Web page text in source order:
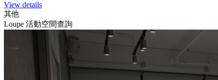
View details
其他
Loupe 活動空間查詢